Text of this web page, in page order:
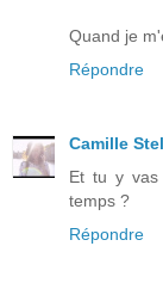
Quand je
Répondre
Camille
Et tu y
temps ?
Répondre